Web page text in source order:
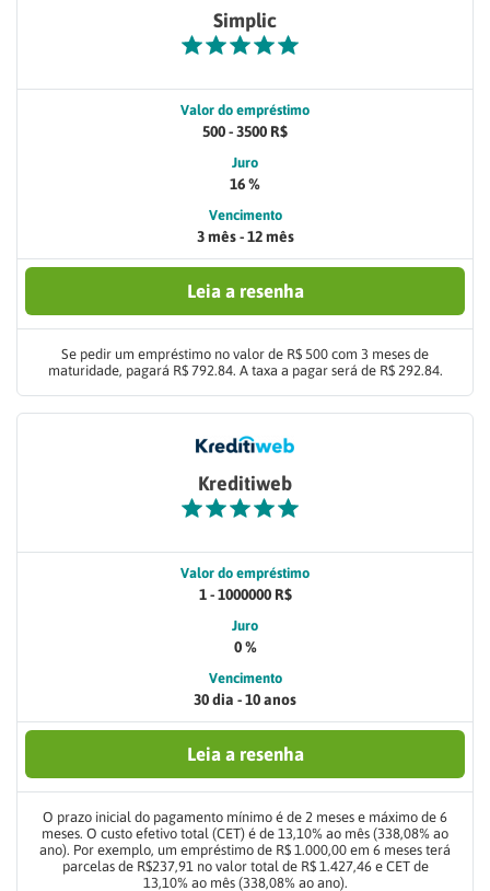
Simplic
Valor do empréstimo
500 - 3500 R$
Juro
16 %
Vencimento
3 mês - 12 mês
Leia a resenha
Se pedir um empréstimo no valor de R$ 500 com 3 meses de
maturidade, pagará R$ 792.84. A taxa a pagar será de R$ 292.84.
Kreditiweb
Valor do empréstimo
1 - 1000000 R$
Juro
0 %
Vencimento
30 dia - 10 anos
Leia a resenha
O prazo inicial do pagamento mínimo é de 2 meses e máximo de 6
meses. O custo efetivo total (CET) é de 13,10% ao mês (338,08% ao
ano). Por exemplo, um empréstimo de R$ 1.000,00 em 6 meses terá
parcelas de R$237,91 no valor total de R$ 1.427,46 e CET de
13,10% ao mês (338,08% ao ano).